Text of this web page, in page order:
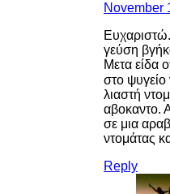
November
γεύση
Μετα είδα
στο ψυγείο
λιαστή
αβοκαντο.
σε μια
ντομάτας
Reply